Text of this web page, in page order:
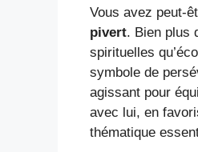
Vous avez peut-
pivert. Bien plus
spirituelles
symbole de
agissant pour
avec lui, en
thématique